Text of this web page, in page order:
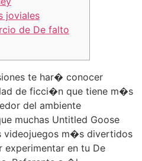
joviales
de De falto
te har� conocer
de ficci�n que tiene m�s
del ambiente
muchas Untitled Goose
videojuegos m�s divertidos
experimentar en tu De